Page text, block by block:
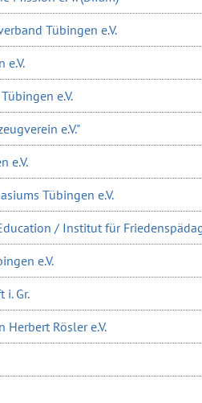
Tübingen e.V.
e.V.
e.V.
e.V."
e.V.
Tübingen e.V.
/ Institut für
e.V.
i. Gr.
Rösler e.V.